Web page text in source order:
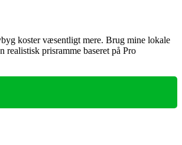
koster væsentligt mere. Brug mine lokale
prisramme baseret på Pro